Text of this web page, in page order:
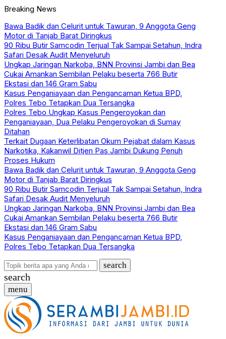
Breaking News
Bawa Badik dan Celurit untuk Tawuran, 9 Anggota Geng
Motor di Tanjab Barat Diringkus
90 Ribu Butir Samcodin Terjual Tak Sampai Setahun, Indra
Safari Desak Audit Menyeluruh
Ungkap Jaringan Narkoba, BNN Provinsi Jambi dan Bea
Cukai Amankan Sembilan Pelaku beserta 766 Butir
Ekstasi dan 146 Gram Sabu
Kasus Penganiayaan dan Pengancaman Ketua BPD,
Polres Tebo Tetapkan Dua Tersangka
Polres Tebo Ungkap Kasus Pengeroyokan dan
Penganiayaan, Dua Pelaku Pengeroyokan di Sumay
Ditahan
Terkait Dugaan Keterlibatan Okum Pejabat dalam Kasus
Narkotika, Kakanwil Ditjen Pas Jambi Dukung Penuh
Proses Hukum
Bawa Badik dan Celurit untuk Tawuran, 9 Anggota Geng
Motor di Tanjab Barat Diringkus
90 Ribu Butir Samcodin Terjual Tak Sampai Setahun, Indra
Safari Desak Audit Menyeluruh
Ungkap Jaringan Narkoba, BNN Provinsi Jambi dan Bea
Cukai Amankan Sembilan Pelaku beserta 766 Butir
Ekstasi dan 146 Gram Sabu
Kasus Penganiayaan dan Pengancaman Ketua BPD,
Polres Tebo Tetapkan Dua Tersangka
search
search
menu